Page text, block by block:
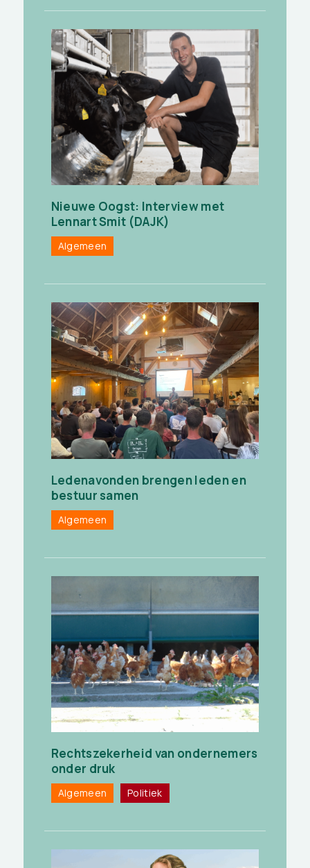
Nieuwe Oogst: Interview met
Lennart Smit (DAJK)
Algemeen
Ledenavonden brengen leden en
bestuur samen
Algemeen
Rechtszekerheid van ondernemers
onder druk
Algemeen Politiek